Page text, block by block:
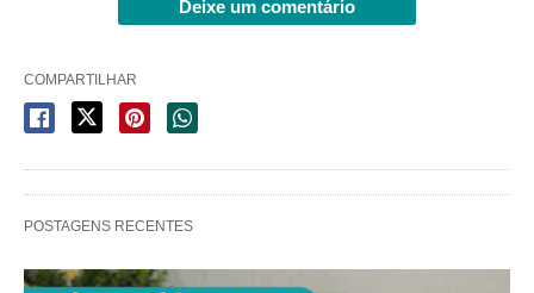
Deixe um comentário
COMPARTILHAR
POSTAGENS RECENTES